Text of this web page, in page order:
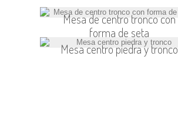
Mesa de centro tronco con
forma de seta
Mesa centro piedra y tronco